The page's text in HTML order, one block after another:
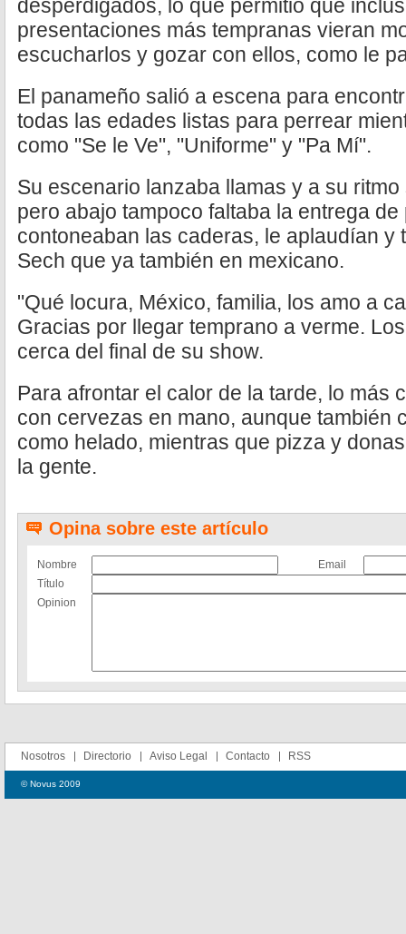
desperdigados, lo que permitió que
presentaciones más tempranas vieran
escucharlos y gozar con ellos, como le
El panameño salió a escena para
todas las edades listas para perrear
como "Se le Ve", "Uniforme" y "Pa Mí".
Su escenario lanzaba llamas y a su
pero abajo tampoco faltaba la entrega
contoneaban las caderas, le aplaudían y
Sech que ya también en mexicano.
"Qué locura, México, familia, los amo a
Gracias por llegar temprano a verme.
cerca del final de su show.
Para afrontar el calor de la tarde, lo más
con cervezas en mano, aunque también
como helado, mientras que pizza y
la gente.
Opina sobre este artículo
Nombre
Email
Título
Opinion
Nosotros Directorio Aviso Legal Contacto RSS
© Novus 2009